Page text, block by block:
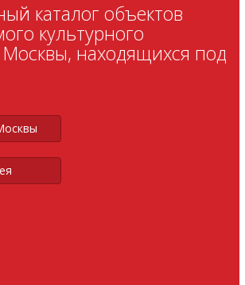
каталог объектов
культурного
находящихся под